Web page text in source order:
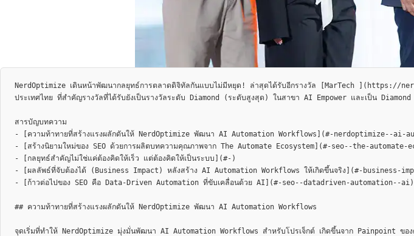
NerdOptimize เดินหน้าพัฒนากลยุทธ์การตลาดดิจิทัลกันแบบไม่มีหยุด! ล่าสุดได้รับอีกรางวัล [MarTech ](https://
ประเทศไทย ที่สำคัญรางวัลที่ได้รับยังเป็นรางวัลระดับ Diamond (ระดับสูงสุด) ในสาขา AI Empower และเป็น
สารบัญบทความ
- [ความท้าทายที่สร้างแรงผลักดันให้ NerdOptimize พัฒนา AI Automation Workflows](#-nerdoptimize--ai-
- [สร้างนิยามใหม่ของ SEO ด้วยการผลิตบทความคุณภาพจาก The Automate Ecosystem](#-seo--the-automate-
- [กลยุทธ์สำคัญไม่ใช่แค่ต้องคิดให้เร็ว แต่ต้องคิดให้เป็นระบบ](#-)
- [ผลลัพธ์ที่จับต้องได้ (Business Impact) หลังสร้าง AI Automation Workflows ให้เกิดขึ้นจริง](#-business-
- [ก้าวต่อไปของ SEO คือ Data-Driven Automation ที่ขับเคลื่อนด้วย AI](#-seo--datadriven-automation--ai)
## ความท้าทายที่สร้างแรงผลักดันให้ NerdOptimize พัฒนา AI Automation Workflows
จุดเริ่มที่ทำให้ NerdOptimize มุ่งมั่นพัฒนา AI Automation Workflows สำหรับโปรเจ็กต์ เกิดขึ้นจาก Painpoint ของต